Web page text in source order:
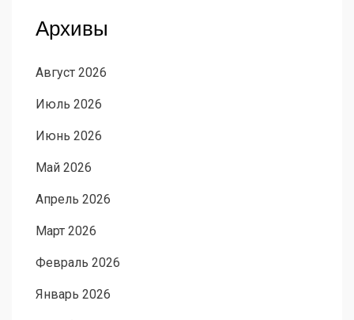
Архивы
Август 2026
Июль 2026
Июнь 2026
Май 2026
Апрель 2026
Март 2026
Февраль 2026
Январь 2026